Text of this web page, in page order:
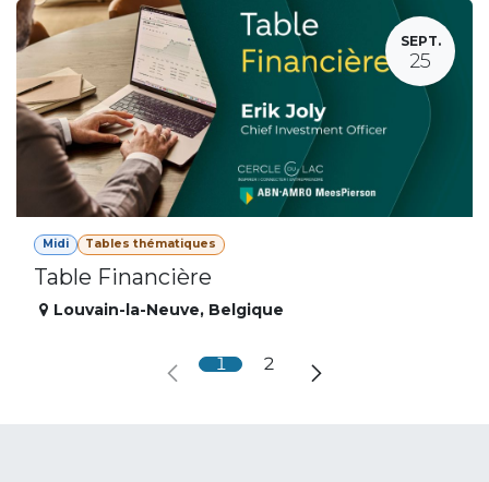
SEPT.
25
Midi Tables thématiques
Table Financière
Louvain-la-Neuve, Belgique
1 2